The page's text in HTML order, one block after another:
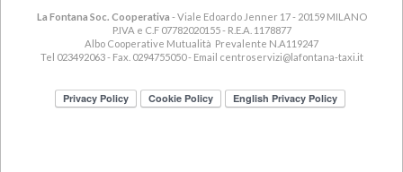
La Fontana Soc. Cooperativa - Viale Edoardo Jenner 17 - 20159 MILANO
P.IVA e C.F 07782020155 - R.E.A. 1178877
Albo Cooperative Mutualità Prevalente N.A119247
Tel 023492063 - Fax. 0294755050 - Email centroservizi@lafontana-taxi.it